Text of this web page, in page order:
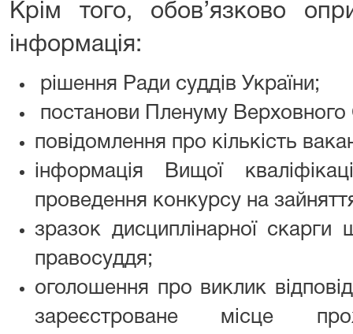
Крім того, обов’язково
інформація:
рішення Ради суддів України;
постанови Пленуму Верховного
повідомлення про кількість
інформація Вищої
проведення конкурсу на
зразок дисциплінарної
правосуддя;
оголошення про виклик
зареєстроване місце